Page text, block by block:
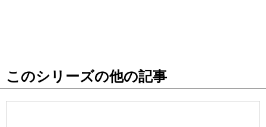
このシリーズの他の記事